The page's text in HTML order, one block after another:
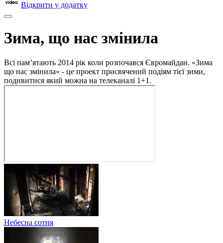
Відкрити у додатку
Зима, що нас змінила
Всі пам’ятають 2014 рік коли розпочався Євромайдан. «Зима
що нас змінила» - це проект присвячений подіям тієї зими,
подивитися який можна на телеканалі 1+1.
Небесна сотня